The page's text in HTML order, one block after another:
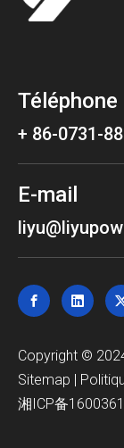
Téléphone
+ 86-0731-
E-mail
Copyright ©
Sitemap |
湘ICP备